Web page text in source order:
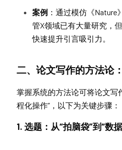
案例 ：通过模仿《Nature
管X领域已有大量研究，
快速提升引言吸引力。
二、论文写作的方法论
掌握系统的方法论可将论文写
程化操作”，以下为关键步骤：
1. 选题：从“拍脑袋”到“数